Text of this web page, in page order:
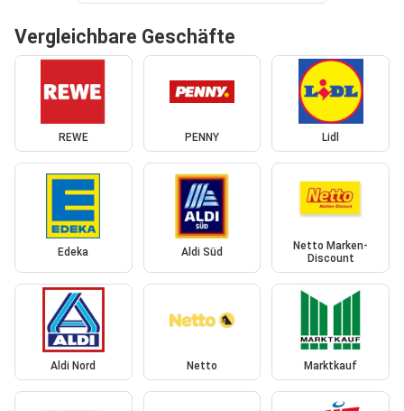
Vergleichbare Geschäfte
REWE PENNY Lidl
Edeka Aldi Süd
Netto Marken-
Discount
Aldi Nord Netto Marktkauf